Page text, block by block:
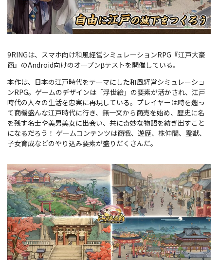
9RINGは、スマホ向け和風経営シミュレーションRPG『江戸大豪
商』のAndroid向けのオープンβテストを開催している。
本作は、日本の江戸時代をテーマにした和風経営シミュレーショ
ンRPG。ゲームのデザインは「浮世絵」の要素が活かされ、江戸
時代の人々の生活を忠実に再現している。プレイヤーは時を遡っ
て商機盛んな江戸時代に行き、無一文から商売を始め、歴史に名
を残す名士や美男美女に出会い、共に奇妙な物語を紡ぎ出すこと
になるだろう！ ゲームコンテンツは商戦、遊歴、株仲間、霊獣、
子女育成などのやり込み要素が盛りだくさんだ。